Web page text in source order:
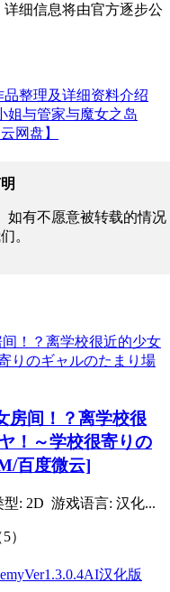
细信息将由官方逐步公
整理及详细资料介绍
姐与管家与魔女之岛
网盘】
如有不愿意被转载的情况
。
房间！？离学校很
！～学校很寄りの
百度微云]
: 2D 游戏语言: 汉化...
）